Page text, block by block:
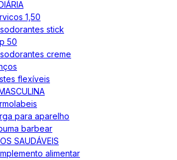
1,50
stick
50
creme
flexíveis
para aparelho
barbear
SAUDÁVEIS
alimentar